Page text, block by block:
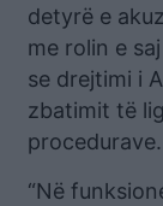
detyrë e
me rolin e
se drejtimi i
zbatimit të
procedurave.
“Në